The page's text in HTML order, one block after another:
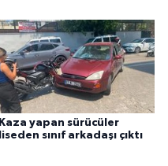
Kaza yapan sürücüler
liseden sınıf arkadaşı çıktı